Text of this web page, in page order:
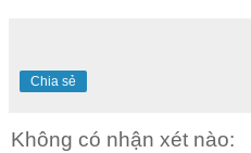
Chia sẻ
Không có nhận xét nào: